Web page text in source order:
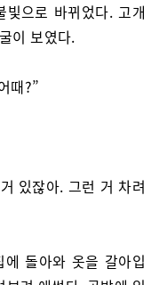
으로 바뀌었다. 고개
이 보였다.
때?”
있잖아. 그런 거 차려
돌아와 옷을 갈아입